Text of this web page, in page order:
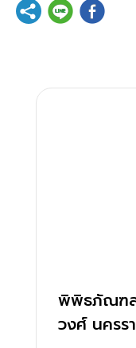
พิพิธภัณฑส
วงศ์ นครร